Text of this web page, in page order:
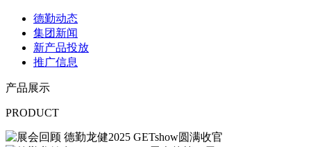
德勤动态
集团新闻
新产品投放
推广信息
产品展示
PRODUCT